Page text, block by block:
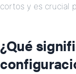
cortos y es crucial
¿Qué